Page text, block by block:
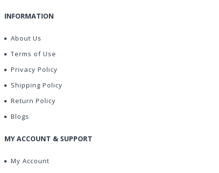
INFORMATION
About Us
Terms of Use
Privacy Policy
Shipping Policy
Return Policy
Blogs
MY ACCOUNT & SUPPORT
My Account